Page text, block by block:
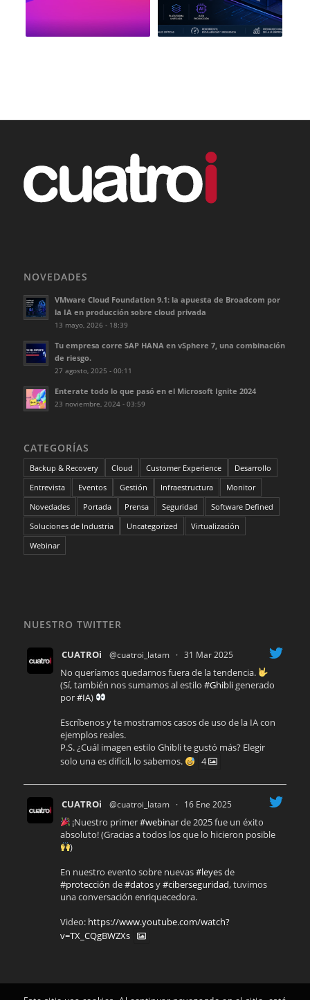
NOVEDADES
VMware Cloud Foundation 9.1: la apuesta de Broadcom por
la IA en producción sobre cloud privada
13 mayo, 2026 - 18:39
Tu empresa corre SAP HANA en vSphere 7, una combinación
de riesgo.
27 agosto, 2025 - 00:11
Enterate todo lo que pasó en el Microsoft Ignite 2024
23 noviembre, 2024 - 03:59
CATEGORÍAS
Backup & Recovery Cloud Customer Experience
Desarrollo
Entrevista
Eventos Gestión Infraestructura
Monitor
Novedades
Portada Prensa Seguridad
Software Defined
Soluciones de Industria
Uncategorized
Virtualización
Webinar
NUESTRO TWITTER
CUATROi @cuatroi_latam · 31 Mar 2025
No queríamos quedarnos fuera de la tendencia.
(Sí, también nos sumamos al estilo #Ghibligenerado
por#IA)
Escríbenos y te mostramos casos de uso de la IA con
ejemplos reales.
P.S. ¿Cuál imagen estilo Ghibli te gustó más? Elegir
solo una es difícil, lo sabemos.
4
CUATROi @cuatroi_latam · 16 Ene 2025
¡Nuestro primer#webinarde 2025 fue un éxito
absoluto! (Gracias a todos los que lo hicieron posible
)
En nuestro evento sobre nuevas#leyesde
#protección de#datosy#ciberseguridad, tuvimos
una conversación enriquecedora.
Video: https://www.youtube.com/watch?
v=TX_CQgBWZXs